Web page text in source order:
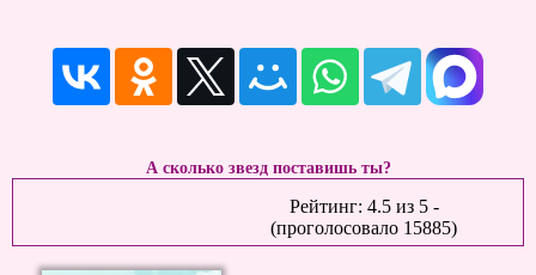
А сколько звезд поставишь ты?
Рейтинг: 4.5из 5-
(проголосовало 15885)